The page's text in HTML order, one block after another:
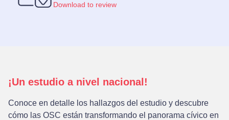
Download to review
¡Un estudio a nivel nacional!
Conoce en detalle los hallazgos del estudio y descubre
cómo las OSC están transformando el panorama cívico en